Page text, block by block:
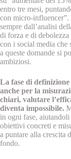
entro tre mesi,
con micro-
sempre dall’analisi
di forza e di
con i social media che
a queste domande si
ambiziosi.
La fase di
anche per la
chiari, valutare
diventa impossibile.
in ogni fase,
obiettivi concreti e
a puntare alla crescita
fondo.